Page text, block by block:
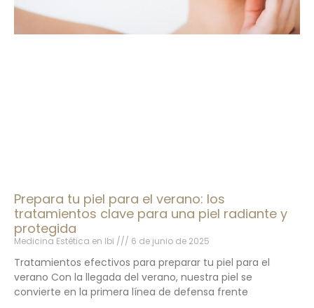
Prepara tu piel para el verano: los
tratamientos clave para una piel radiante y
protegida
Medicina Estética en Ibi 6 de junio de 2025
Tratamientos efectivos para preparar tu piel para el
verano Con la llegada del verano, nuestra piel se
convierte en la primera línea de defensa frente